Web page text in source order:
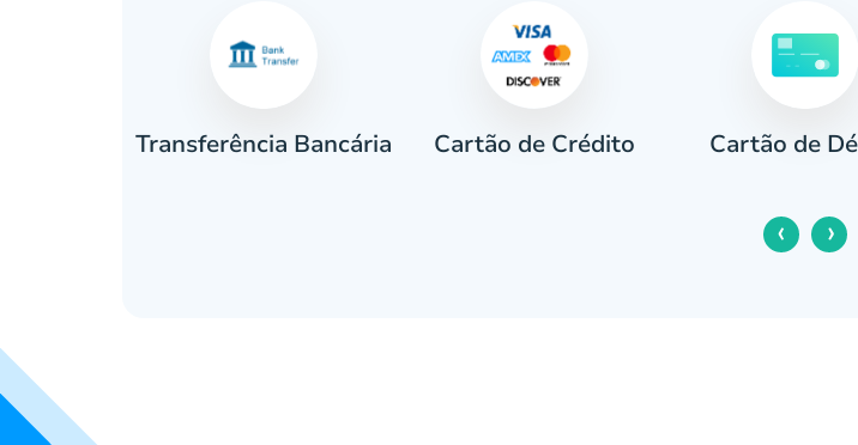
Transferência Bancária Cartão de Crédito Cartão de
‹ ›